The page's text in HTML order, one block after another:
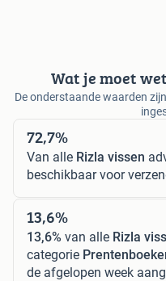
Wat je moet
De onderstaande waarden
72,7%
Van alle Rizla vissen
beschikbaar voor
13,6%
13,6% van alle Rizla
categorie
de afgelopen week